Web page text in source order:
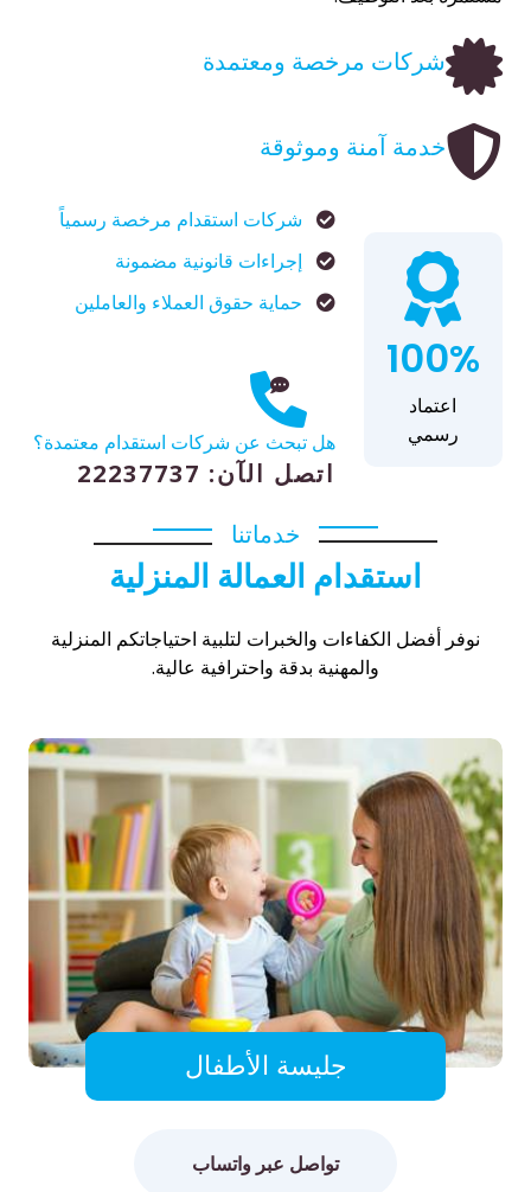
شركات مرخصة ومعتمدة
خدمة آمنة وموثوقة
100%
اعتماد
رسمي
شركات استقدام مرخصة رسمياً
إجراءات قانونية مضمونة
حماية حقوق العملاء والعاملين
هل تبحث عن شركات استقدام معتمدة؟
اتصل الآن: 22237737
خدماتنا
استقدام العمالة المنزلية
نوفر أفضل الكفاءات والخبرات لتلبية احتياجاتكم المنزلية
والمهنية بدقة واحترافية عالية.
جليسة الأطفال
تواصل عبر واتساب